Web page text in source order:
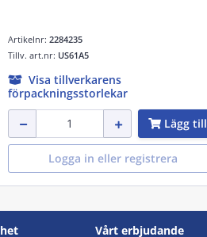
Artikelnr: 2284235
Tillv. art.nr: US61A5
Visa tillverkarens
förpackningsstorlekar
Lägg till
Logga in eller registrera
Vårt erbjudande